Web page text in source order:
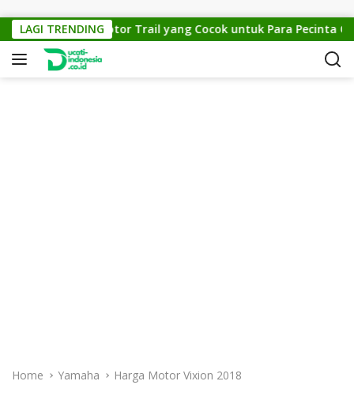
LAGI TRENDING
Cross 150: Motor Trail yang Cocok untuk Para Pecinta Off-
Home Yamaha Harga Motor Vixion 2018